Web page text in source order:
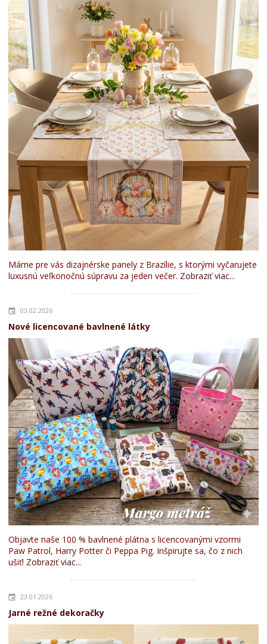
Máme pre vás dizajnérske panely z Brazílie, s ktorými vyčarujete
luxusnú veľkonočnú súpravu za jeden večer. Zobraziť viac...
03.02.2026
Nové licencované bavlnené látky
Objavte naše 100 % bavlnené plátna s licencovanými vzormi
Paw Patrol, Harry Potter či Peppa Pig. Inšpirujte sa, čo z nich
ušiť! Zobraziť viac...
23.01.2026
Jarné režné dekoračky